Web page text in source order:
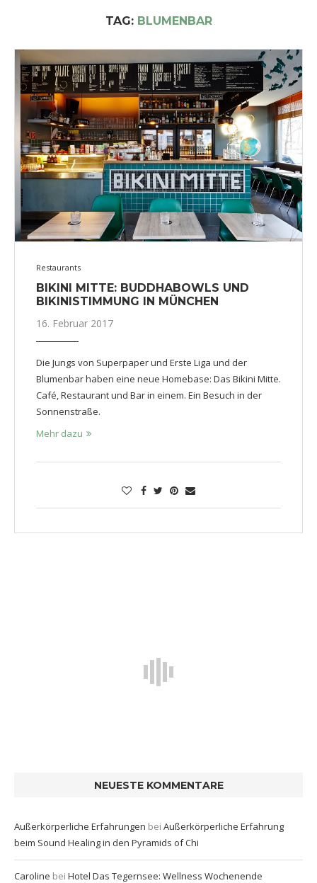
TAG: BLUMENBAR
Restaurants
BIKINI MITTE: BUDDHABOWLS UND
BIKINISTIMMUNG IN MÜNCHEN
16. Februar 2017
Die Jungs von Superpaper und Erste Liga und der
Blumenbar haben eine neue Homebase: Das Bikini Mitte.
Café, Restaurant und Bar in einem. Ein Besuch in der
Sonnenstraße.
Mehr dazu
NEUESTE KOMMENTARE
Außerkörperliche Erfahrungen bei Außerkörperliche Erfahrung
beim Sound Healing in den Pyramids of Chi
Caroline bei Hotel Das Tegernsee: Wellness Wochenende